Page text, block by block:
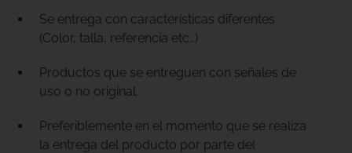
Se entrega con características diferentes
(Color, talla, referencia etc…)
Productos que se entreguen con señales de
uso o no original.
Preferiblemente en el momento que se realiza
la entrega del producto por parte del